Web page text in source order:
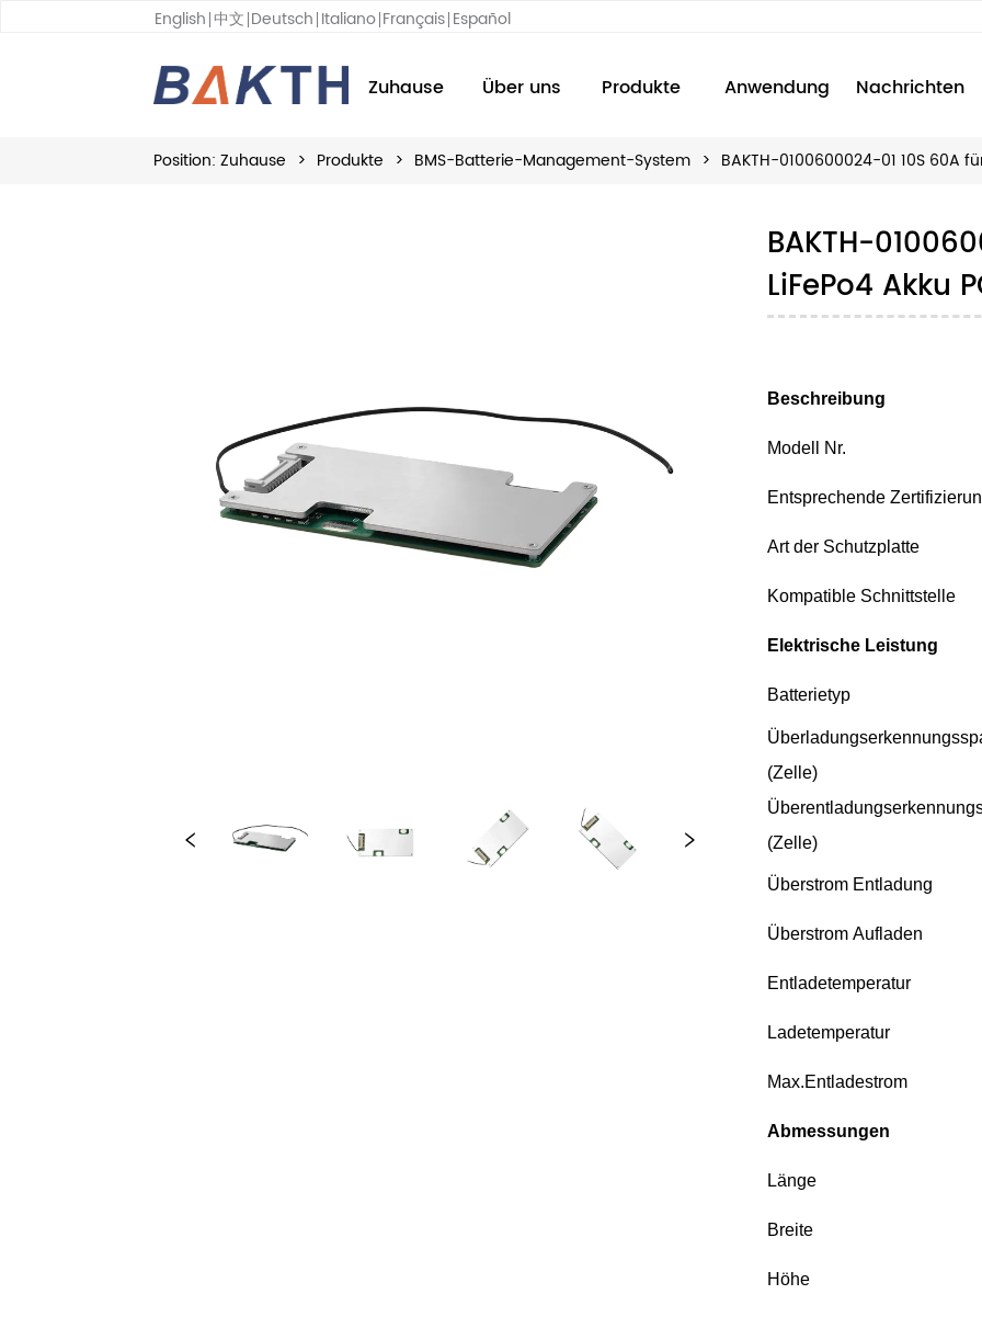
English 中文 Deutsch Italiano Français Español
Zuhause Über uns Produkte Anwendung Nachrichten
Position: Zuhause > Produkte > BMS-Batterie-Management-System > BAKTH-0100600024-01 10S 60A
BAKTH-
LiFePo4 Akku
Beschreibung
Modell Nr.
Entsprechende
Art der Schutzplatte
Kompatible Schnittstelle
Elektrische Leistung
Batterietyp
(Zelle)
(Zelle)
Überstrom Entladung
Überstrom Aufladen
Entladetemperatur
Ladetemperatur
Max.Entladestrom
Abmessungen
Länge
Breite
Höhe